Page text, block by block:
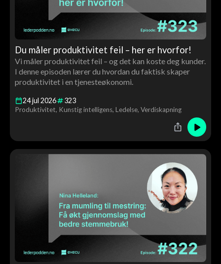
Du måler produktivitet feil – her er hvorfor!
Vi måler produktivitet feil – og det kan koste deg kunder.
I denne episoden lærer du hvordan du faktisk skaper
produktivitet i en tjenesteøkonomi.
24 jul 2026 323
Produktivitet Kunstig intelligens Ledelse Verdiskapning